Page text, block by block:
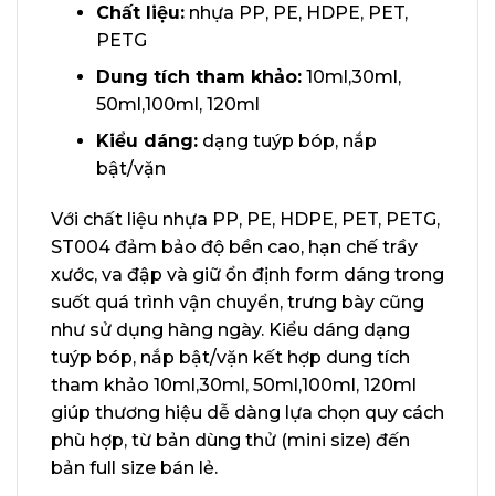
Chất liệu:nhựa PP, PE, HDPE, PET,
PETG
Dung tích tham khảo:10ml,30ml,
50ml,100ml, 120ml
Kiểu dáng:dạng tuýp bóp, nắp
bật/vặn
Với chất liệu nhựa PP, PE, HDPE, PET, PETG,
ST004 đảm bảo độ bền cao, hạn chế trầy
xước, va đập và giữ ổn định form dáng trong
suốt quá trình vận chuyển, trưng bày cũng
như sử dụng hàng ngày. Kiểu dáng dạng
tuýp bóp, nắp bật/vặn kết hợp dung tích
tham khảo 10ml,30ml, 50ml,100ml, 120ml
giúp thương hiệu dễ dàng lựa chọn quy cách
phù hợp, từ bản dùng thử (mini size) đến
bản full size bán lẻ.